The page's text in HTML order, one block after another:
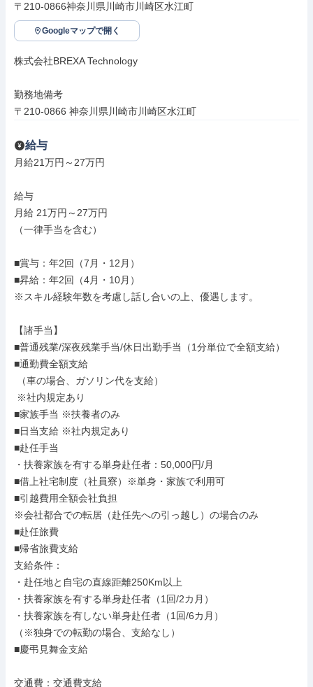
〒210-0866神奈川県川崎市川崎区水江町
Googleマップで開く
株式会社BREXA Technology
勤務地備考
〒210-0866 神奈川県川崎市川崎区水江町
給与
月給21万円～27万円
給与
月給 21万円～27万円
（一律手当を含む）
■賞与：年2回（7月・12月）
■昇給：年2回（4月・10月）
※スキル経験年数を考慮し話し合いの上、優遇します。
【諸手当】
■普通残業/深夜残業手当/休日出勤手当（1分単位で全額支給）
■通勤費全額支給
■家族手当 ※扶養者のみ
■日当支給 ※社内規定あり
■赴任手当
・扶養家族を有する単身赴任者：50,000円/月
■借上社宅制度（社員寮）※単身・家族で利用可
■引越費用全額会社負担
※会社都合での転居（赴任先への引っ越し）の場合のみ
■赴任旅費
■帰省旅費支給
支給条件：
・赴任地と自宅の直線距離250Km以上
・扶養家族を有する単身赴任者（1回/2カ月）
・扶養家族を有しない単身赴任者（1回/6カ月）
（※独身での転勤の場合、支給なし）
■慶弔見舞金支給
交通費：交通費支給